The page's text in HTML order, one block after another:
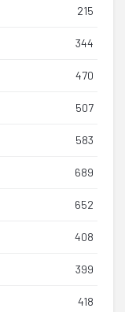
215
344
470
507
583
689
652
408
399
418